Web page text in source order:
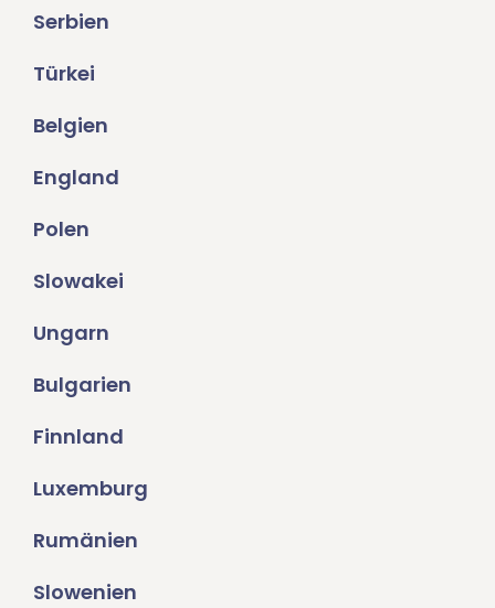
Serbien
Türkei
Belgien
England
Polen
Slowakei
Ungarn
Bulgarien
Finnland
Luxemburg
Rumänien
Slowenien